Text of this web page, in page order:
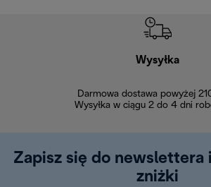
Wysyłka
Darmowa dostawa powyżej
Wysyłka w ciągu 2 do 4 dni
Zapisz się do newslettera
zniżki